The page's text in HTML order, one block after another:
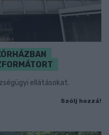
ellátásokat.
Szólj hozzá!